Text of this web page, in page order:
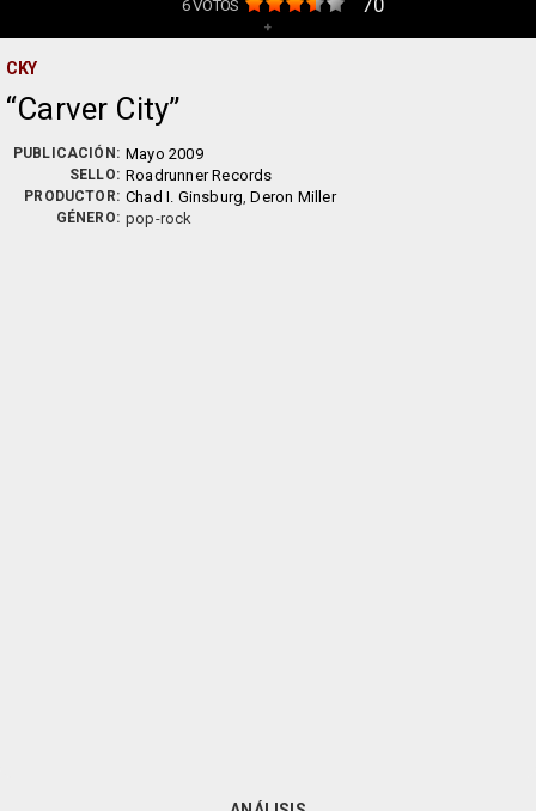
6VOTOS 70
+
CKY
Carver City
PUBLICACIÓN: Mayo 2009
SELLO: Roadrunner Records
PRODUCTOR: Chad I. Ginsburg,Deron Miller
GÉNERO: pop-rock